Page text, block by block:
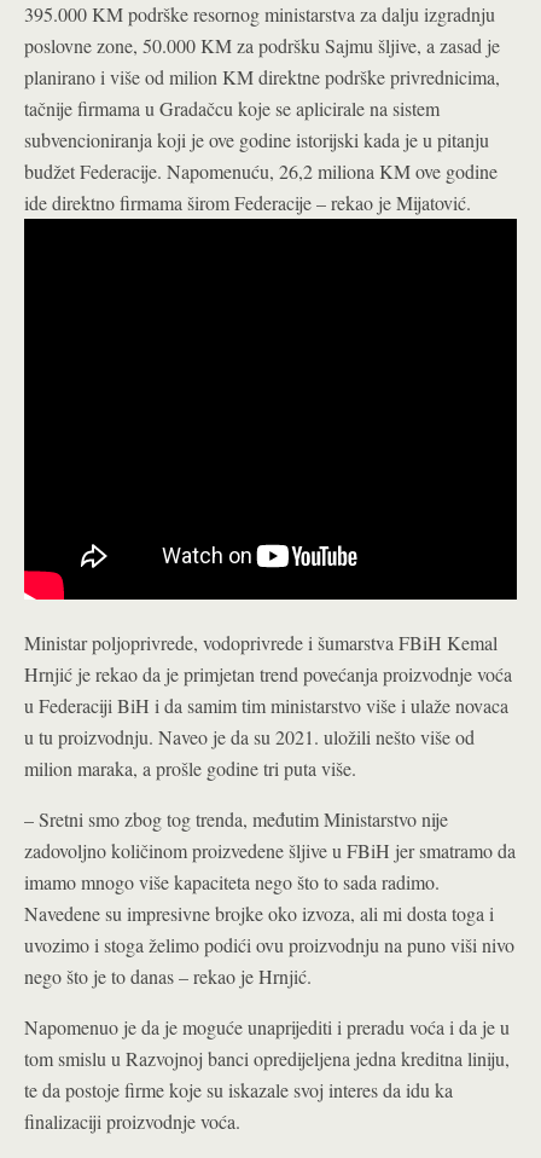
395.000 KM podrške resornog ministarstva za dalju izgradnju
poslovne zone, 50.000 KM za podršku Sajmu šljive, a zasad je
planirano i više od milion KM direktne podrške privrednicima,
tačnije firmama u Gradačcu koje se aplicirale na sistem
subvencioniranja koji je ove godine istorijski kada je u pitanju
budžet Federacije. Napomenuću, 26,2 miliona KM ove godine
ide direktno firmama širom Federacije – rekao je Mijatović.
Ministar poljoprivrede, vodoprivrede i šumarstva FBiH Kemal
Hrnjić je rekao da je primjetan trend povećanja proizvodnje voća
u Federaciji BiH i da samim tim ministarstvo više i ulaže novaca
u tu proizvodnju. Naveo je da su 2021. uložili nešto više od
milion maraka, a prošle godine tri puta više.
– Sretni smo zbog tog trenda, međutim Ministarstvo nije
zadovoljno količinom proizvedene šljive u FBiH jer smatramo da
imamo mnogo više kapaciteta nego što to sada radimo.
Navedene su impresivne brojke oko izvoza, ali mi dosta toga i
uvozimo i stoga želimo podići ovu proizvodnju na puno viši nivo
nego što je to danas – rekao je Hrnjić.
Napomenuo je da je moguće unaprijediti i preradu voća i da je u
tom smislu u Razvojnoj banci opredijeljena jedna kreditna liniju,
te da postoje firme koje su iskazale svoj interes da idu ka
finalizaciji proizvodnje voća.